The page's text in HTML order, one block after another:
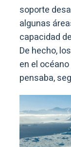
soporte
algunas
capacidad
De hecho,
en el
pensaba,